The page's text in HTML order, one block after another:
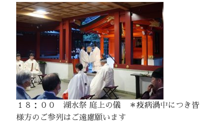
１８：００ 湖水祭 庭上の儀 ＊疫病渦中につき皆
様方のご参列はご遠慮願います